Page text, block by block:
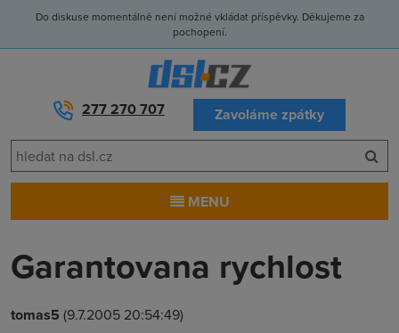
Do diskuse momentálně není možné vkládat příspěvky. Děkujeme za
pochopení.
277 270 707 Zavoláme zpátky
MENU
Garantovana rychlost
tomas5 (9.7.2005 20:54:49)